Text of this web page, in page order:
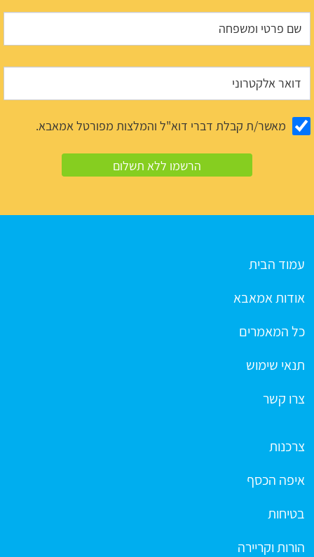
מאשר/ת קבלת דברי דוא"ל והמלצות מפורטל אמאבא.
עמוד הבית
אודות אמאבא
כל המאמרים
תנאי שימוש
צרו קשר
צרכנות
איפה הכסף
בטיחות
הורות וקריירה